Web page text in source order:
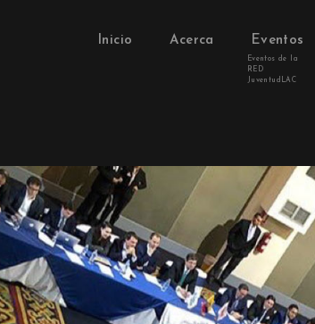
Inicio Acerca Eventos
Eventos de la
RED
JuventudLAC